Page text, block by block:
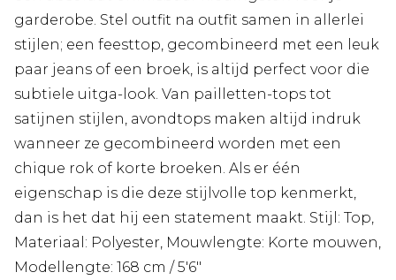
garderobe. Stel outfit na outfit samen in allerlei
stijlen; een feesttop, gecombineerd met een leuk
paar jeans of een broek, is altijd perfect voor die
subtiele uitga-look. Van pailletten-tops tot
satijnen stijlen, avondtops maken altijd indruk
wanneer ze gecombineerd worden met een
chique rok of korte broeken. Als er één
eigenschap is die deze stijlvolle top kenmerkt,
dan is het dat hij een statement maakt. Stijl: Top,
Materiaal: Polyester, Mouwlengte: Korte mouwen,
Modellengte: 168 cm / 5'6"